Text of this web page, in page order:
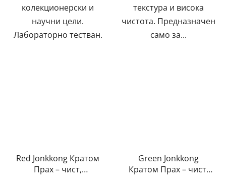
колекционерски и
научни цели.
Лабораторно тестван.
текстура и висока
чистота. Предназначен
само за...
Red Jonkkong Кратом
Прах – чист,
Green Jonkkong
Кратом Прах – чист,